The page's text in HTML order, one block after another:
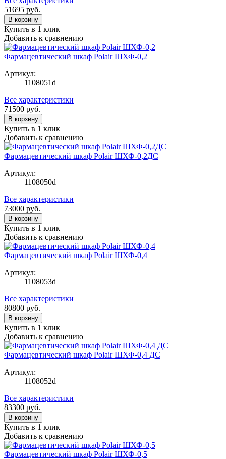
51695 руб.
В корзину
Купить в 1 клик
Добавить к сравнению
Фармацевтический шкаф Polair ШХФ-0,2
Артикул:
1108051d
Все характеристики
71500 руб.
В корзину
Купить в 1 клик
Добавить к сравнению
Фармацевтический шкаф Polair ШХФ-0,2ДС
Артикул:
1108050d
Все характеристики
73000 руб.
В корзину
Купить в 1 клик
Добавить к сравнению
Фармацевтический шкаф Polair ШХФ-0,4
Артикул:
1108053d
Все характеристики
80800 руб.
В корзину
Купить в 1 клик
Добавить к сравнению
Фармацевтический шкаф Polair ШХФ-0,4 ДС
Артикул:
1108052d
Все характеристики
83300 руб.
В корзину
Купить в 1 клик
Добавить к сравнению
Фармацевтический шкаф Polair ШХФ-0,5